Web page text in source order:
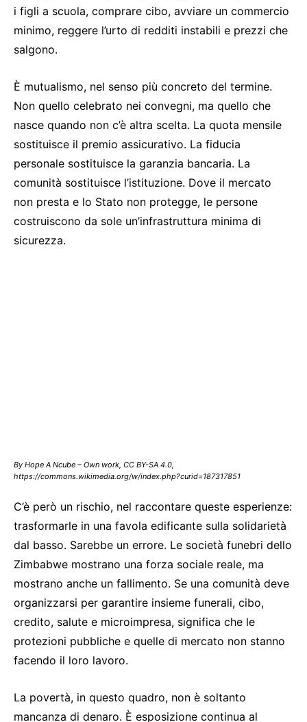
i figli a scuola, comprare cibo, avviare un commercio
minimo, reggere l’urto di redditi instabili e prezzi che
salgono.
È mutualismo, nel senso più concreto del termine.
Non quello celebrato nei convegni, ma quello che
nasce quando non c’è altra scelta. La quota mensile
sostituisce il premio assicurativo. La fiducia
personale sostituisce la garanzia bancaria. La
comunità sostituisce l’istituzione. Dove il mercato
non presta e lo Stato non protegge, le persone
costruiscono da sole un’infrastruttura minima di
sicurezza.
By Hope A Ncube – Own work, CC BY-SA 4.0,
https://commons.wikimedia.org/w/index.php?curid=187317851
C’è però un rischio, nel raccontare queste esperienze:
trasformarle in una favola edificante sulla solidarietà
dal basso. Sarebbe un errore. Le società funebri dello
Zimbabwe mostrano una forza sociale reale, ma
mostrano anche un fallimento. Se una comunità deve
organizzarsi per garantire insieme funerali, cibo,
credito, salute e microimpresa, significa che le
protezioni pubbliche e quelle di mercato non stanno
facendo il loro lavoro.
La povertà, in questo quadro, non è soltanto
mancanza di denaro. È esposizione continua al